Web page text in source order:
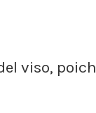
viso, poich